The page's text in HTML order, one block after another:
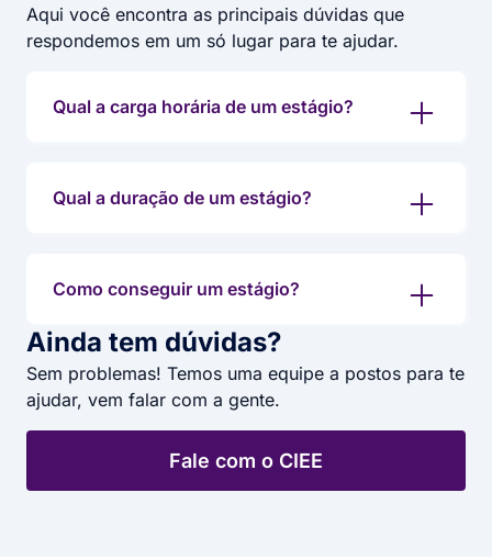
Aqui você encontra as principais dúvidas que
respondemos em um só lugar para te ajudar.
Qual a carga horária de um estágio?
Qual a duração de um estágio?
Como conseguir um estágio?
Ainda tem dúvidas?
Sem problemas! Temos uma equipe a postos para te
ajudar, vem falar com a gente.
Fale com o CIEE